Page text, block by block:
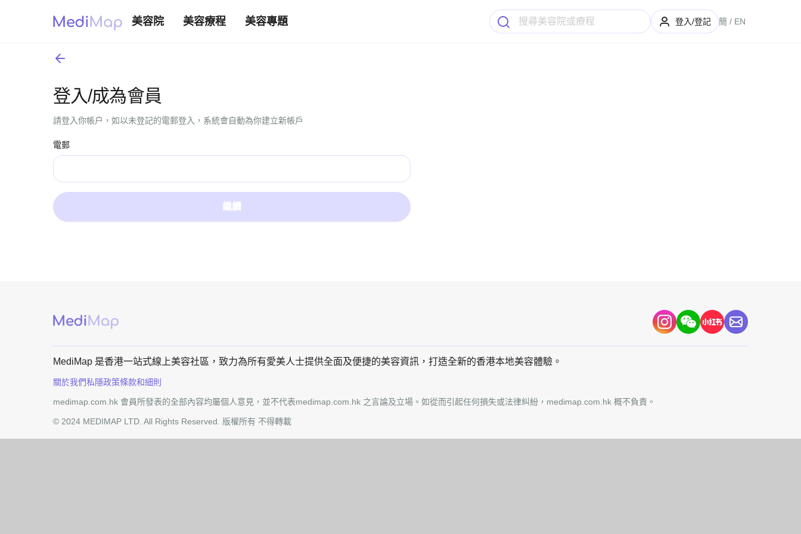
美容院 美容療程 美容專題 登入/登記 簡 EN
登入/成為會員
請登入你帳户，如以未登記的電郵登入，系統會自動為你建立新帳戶
電郵
繼續
MediMap 是香港一站式線上美容社區，致力為所有愛美人士提供全面及便捷的美容資訊，打造全新的香港本地美容體驗。
關於我們私隱政策條款和細則
medimap.com.hk 會員所發表的全部內容均屬個人意見，並不代表medimap.com.hk 之言論及立場。如從而引起任何損失或法律糾紛，medimap.com.hk 概不負責。
© 2024 MEDIMAP LTD. All Rights Reserved. 版權所有 不得轉載